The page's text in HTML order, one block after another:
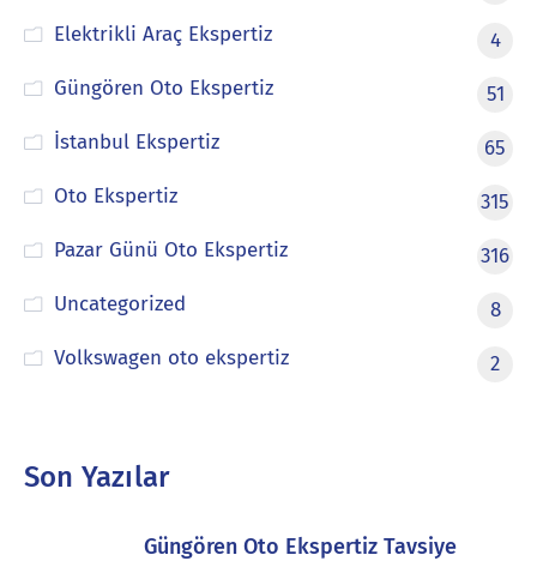
Elektrikli Araç Ekspertiz
4
Güngören Oto Ekspertiz
51
İstanbul Ekspertiz
65
Oto Ekspertiz
315
Pazar Günü Oto Ekspertiz
316
Uncategorized
8
Volkswagen oto ekspertiz
2
Son Yazılar
Güngören Oto Ekspertiz Tavsiye